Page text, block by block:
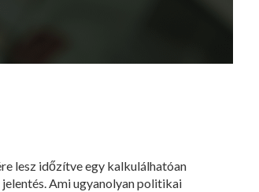
lesz időzítve egy kalkulálhatóan
Ami ugyanolyan politikai